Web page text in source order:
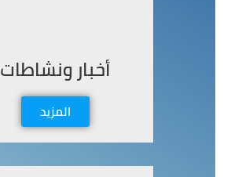
أخبار ونشاطات
المزيد